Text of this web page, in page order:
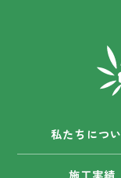
私たちにつ
施工実績